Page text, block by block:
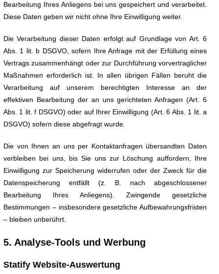
Bearbeitung Ihres Anliegens bei uns gespeichert und verarbeitet.
Diese Daten geben wir nicht ohne Ihre Einwilligung weiter.
Die Verarbeitung dieser Daten erfolgt auf Grundlage von Art. 6
Abs. 1 lit. b DSGVO, sofern Ihre Anfrage mit der Erfüllung eines
Vertrags zusammenhängt oder zur Durchführung vorvertraglicher
Maßnahmen erforderlich ist. In allen übrigen Fällen beruht die
Verarbeitung auf unserem berechtigten Interesse an der
effektiven Bearbeitung der an uns gerichteten Anfragen (Art. 6
Abs. 1 lit. f DSGVO) oder auf Ihrer Einwilligung (Art. 6 Abs. 1 lit. a
DSGVO) sofern diese abgefragt wurde.
Die von Ihnen an uns per Kontaktanfragen übersandten Daten
verbleiben bei uns, bis Sie uns zur Löschung auffordern, Ihre
Einwilligung zur Speicherung widerrufen oder der Zweck für die
Datenspeicherung entfällt (z. B. nach abgeschlossener
Bearbeitung Ihres Anliegens). Zwingende gesetzliche
Bestimmungen – insbesondere gesetzliche Aufbewahrungsfristen
– bleiben unberührt.
5. Analyse-Tools und Werbung
Statify Website-Auswertung